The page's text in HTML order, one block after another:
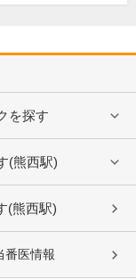
を探す
(熊西駅)
(熊西駅)
番医情報